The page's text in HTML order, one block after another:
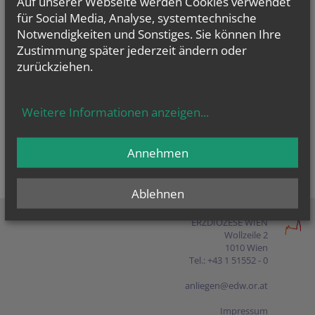
Presse
Shop
ERZDIÖZESE WIEN
Wollzeile 2
1010 Wien
Tel.: +43 1 51552 - 0
anliegen@edw.or.at
Impressum
für Social Media, Analyse, systemtechnische
Notwendigkeiten und Sonstiges. Sie können Ihre
Zustimmung später jederzeit ändern oder
zurückziehen.
Weitere Informationen anzeigen...
Ablehnen
Annehmen